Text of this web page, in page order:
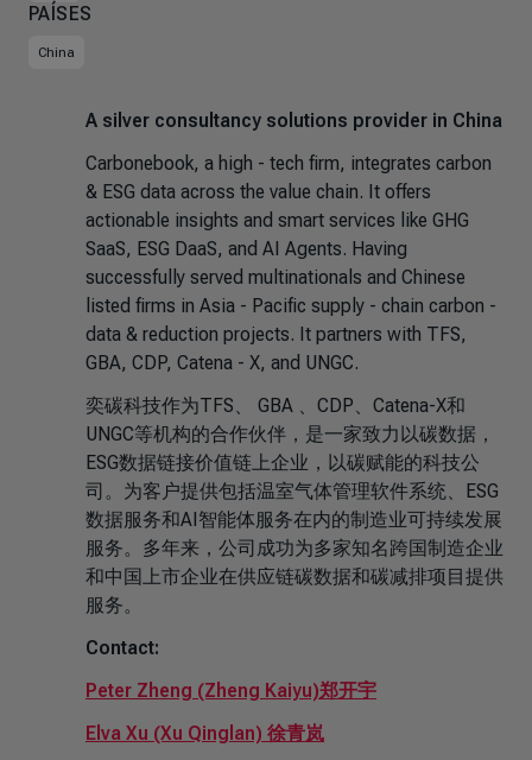
PAÍSES
China
A silver consultancy solutions provider in China
Carbonebook, a high - tech firm, integrates carbon
& ESG data across the value chain. It offers
actionable insights and smart services like GHG
SaaS, ESG DaaS, and AI Agents. Having
successfully served multinationals and Chinese
listed firms in Asia - Pacific supply - chain carbon -
data & reduction projects. It partners with TFS,
GBA, CDP, Catena - X, and UNGC.
奕碳科技作为TFS、 GBA 、CDP、Catena-X和
UNGC等机构的合作伙伴，是一家致力以碳数据，
ESG数据链接价值链上企业，以碳赋能的科技公
司。为客户提供包括温室气体管理软件系统、ESG
数据服务和AI智能体服务在内的制造业可持续发展
服务。多年来，公司成功为多家知名跨国制造企业
和中国上市企业在供应链碳数据和碳减排项目提供
服务。
Contact:
Peter Zheng (Zheng Kaiyu)郑开宇
Elva Xu (Xu Qinglan) 徐青岚